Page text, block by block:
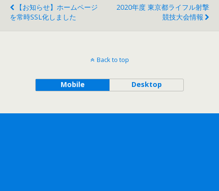
【お知らせ】ホームページ
を常時SSL化しました
2020年度 東京都ライフル射撃
競技大会情報
Back to top
Mobile Desktop